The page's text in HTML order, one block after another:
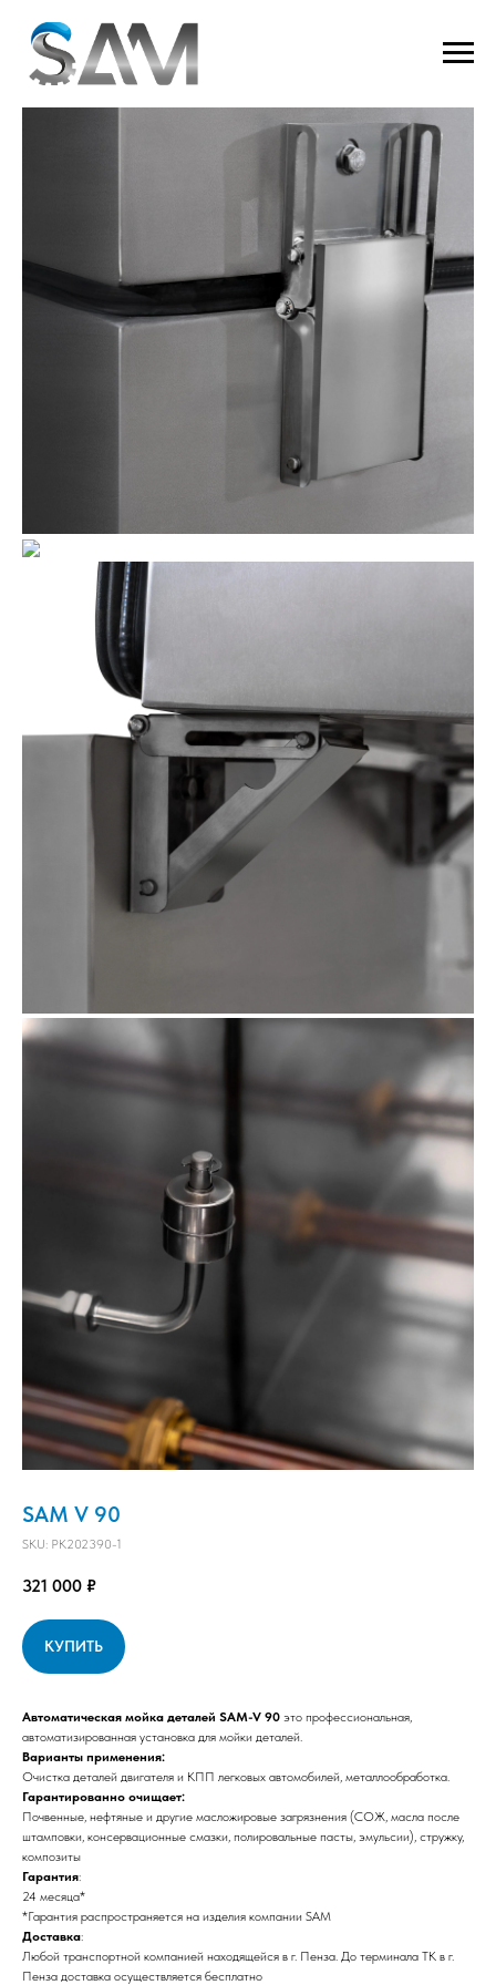
Автоматическая мойка деталей SAM-V 90
SAM V 90
SKU: PK202390-1
321 000 ₽
КУПИТЬ
Автоматическая мойка деталей SAM-V 90 это профессиональная,
автоматизированная установка для мойки деталей.
Варианты применения:
Очистка деталей двигателя и КПП легковых автомобилей, металлообработка.
Гарантированно очищает:
Почвенные, нефтяные и другие масложировые загрязнения (СОЖ, масла после
штамповки, консервационные смазки, полировальные пасты, эмульсии), стружку,
композиты
Гарантия:
24 месяца*
*Гарантия распространяется на изделия компании SAM
Доставка:
Любой транспортной компанией находящейся в г. Пенза. До терминала ТК в г.
Пенза доставка осуществляется бесплатно